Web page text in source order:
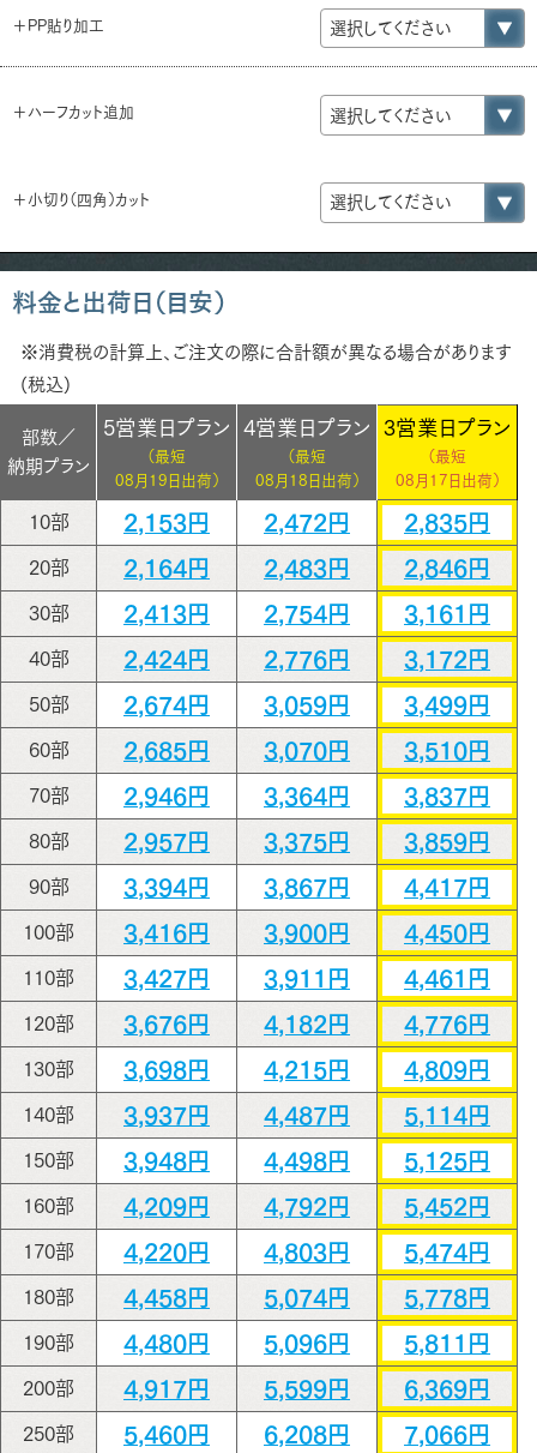
＋PP貼り加工
＋ハーフカット追加
＋小切り（四角）カット
料金と出荷日（目安）
※消費税の計算上、ご注文の際に合計額が異なる場合があります
(税込)
部数／
納期プラン
5営業日プラン
（最短
08月19日出荷）
4営業日プラン
（最短
08月18日出荷）
3営業日プラン
（最短
08月17日出荷）
10部 2,153円 2,472円 2,835円
20部 2,164円 2,483円 2,846円
30部 2,413円 2,754円 3,161円
40部 2,424円 2,776円 3,172円
50部 2,674円 3,059円 3,499円
60部 2,685円 3,070円 3,510円
70部 2,946円 3,364円 3,837円
80部 2,957円 3,375円 3,859円
90部 3,394円 3,867円 4,417円
100部 3,416円 3,900円 4,450円
110部 3,427円 3,911円 4,461円
120部 3,676円 4,182円 4,776円
130部 3,698円 4,215円 4,809円
140部 3,937円 4,487円 5,114円
150部 3,948円 4,498円 5,125円
160部 4,209円 4,792円 5,452円
170部 4,220円 4,803円 5,474円
180部 4,458円 5,074円 5,778円
190部 4,480円 5,096円 5,811円
200部 4,917円 5,599円 6,369円
250部 5,460円 6,208円 7,066円